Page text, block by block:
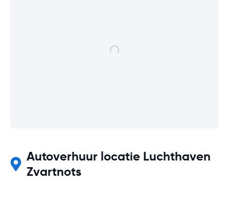
Autoverhuur locatie Luchthaven
Zvartnots